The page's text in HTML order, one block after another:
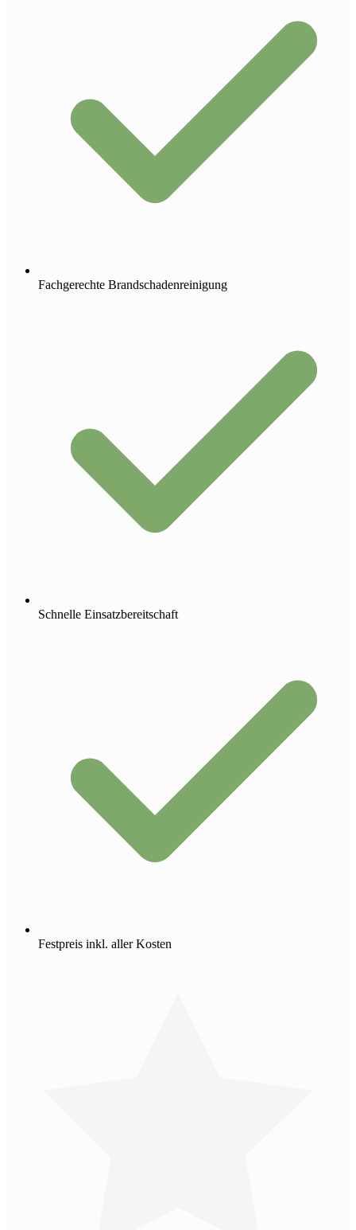
Fachgerechte Brandschadenreinigung
Schnelle Einsatzbereitschaft
Festpreis inkl. aller Kosten